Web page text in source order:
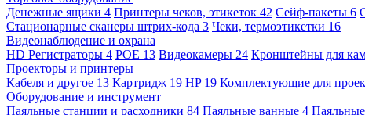
Денежные ящики 4 Принтеры чеков, этикеток 42 Сейф-пакеты 6
Стационарные сканеры штрих-кода 3 Чеки, термоэтикетки 16
Видеонаблюдение и охрана
HD Регистраторы 4 POE 13 Видеокамеры 24 Кронштейны для
Проекторы и принтеры
Кабеля и другое 13 Картридж 19 HP 19 Комплектующие для
Оборудование и инструмент
Паяльные станции и расходники 84 Паяльные ванные 4